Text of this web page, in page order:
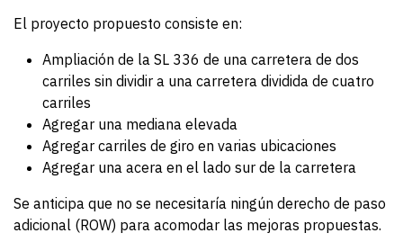
El proyecto propuesto consiste en:
Ampliación de la SL 336 de una carretera de dos
carriles sin dividir a una carretera dividida de cuatro
carriles
Agregar una mediana elevada
Agregar carriles de giro en varias ubicaciones
Agregar una acera en el lado sur de la carretera
Se anticipa que no se necesitaría ningún derecho de paso
adicional (ROW) para acomodar las mejoras propuestas.